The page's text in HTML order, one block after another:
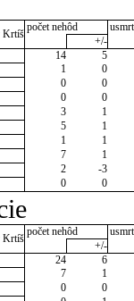
Krtíš
počet nehôd
+/-
14
5
1
0
0
0
0
0
3
1
5
1
1
1
7
1
2
-3
0 0
Krtíš
počet nehôd
+/-
24
6
7
1
0
0